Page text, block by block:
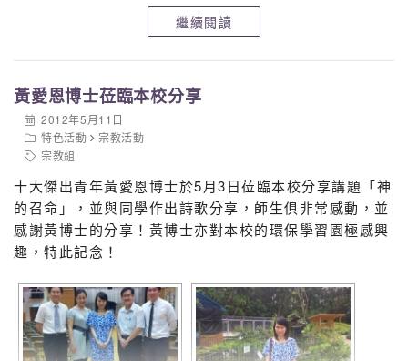
繼續閱讀
黃愛恩博士莅臨本校分享
2012年5月11日
特色活動
宗教活動
宗教組
十大傑出青年黃愛恩博士於5月3日莅臨本校分享講題「神
的召命」，並與同學作出詩歌分享，師生俱非常感動，並
感謝黃博士的分享！黃博士亦對本校的環保學習園極感興
趣，特此記念！